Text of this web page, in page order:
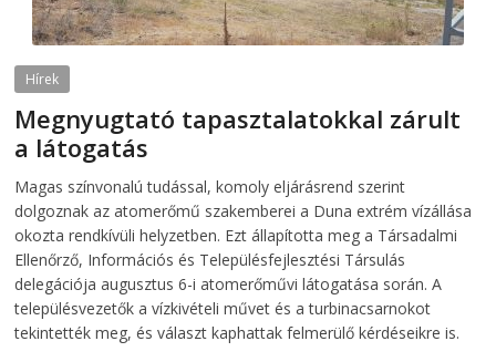
Hírek
Megnyugtató tapasztalatokkal zárult
a látogatás
Magas színvonalú tudással, komoly eljárásrend szerint
dolgoznak az atomerőmű szakemberei a Duna extrém vízállása
okozta rendkívüli helyzetben. Ezt állapította meg a Társadalmi
Ellenőrző, Információs és Településfejlesztési Társulás
delegációja augusztus 6-i atomerőművi látogatása során. A
településvezetők a vízkivételi művet és a turbinacsarnokot
tekintették meg, és választ kaphattak felmerülő kérdéseikre is.